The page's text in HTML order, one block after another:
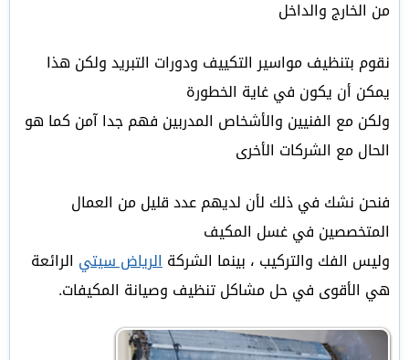
من الخارج والداخل
نقوم بتنظيف مواسير التكييف ودورات التبريد ولكن هذا
يمكن أن يكون في غاية الخطورة
ولكن مع الفنيين والأشخاص المدربين فهم جدا آمن كما هو
الحال مع الشركات الأخرى
فنحن نشك في ذلك لأن لديهم عدد قليل من العمال
المتخصصين في غسل المكيف
وليس الفك والتركيب ، بينما الشركةالرياض سيتي الرائعة
هي الأقوى في حل مشاكل تنظيف وصيانة المكيفات.